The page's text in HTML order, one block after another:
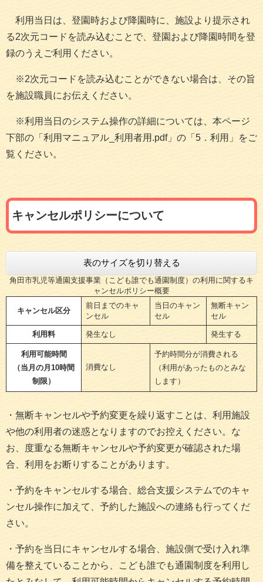
利用当日は、登園時および降園時に、施設より提示され
る2次元コードを読み込むことで、登園および降園時間を登
録のうえご利用ください。
※2次元コードを読み込むことができない場合は、その旨
を施設職員にお伝えください。
※利用当日のシステム操作の詳細については、本ページ
下部の「利用マニュアル_利用者用.pdf」の「5．利用」をご
覧ください。
キャンセルポリシーについて
表のサイズを切り替える
角田市乳児等通園支援事業（こども誰でも通園制度）の利用に関するキ
ャンセルポリシー概要
キャンセル区分
前日までのキャ
ンセル
当日のキャン
セル
無断キャン
セル
利用料 発生なし 発生する
利用可能時間
（当月の月10時間
制限）
消費なし
予約時間分が消費される
（利用があったものとみな
します）
・無断キャンセルや予約変更を繰り返すことは、利用施設
や他の利用者の迷惑となりますのでお控えください。な
お、度重なる無断キャンセルや予約変更が確認された場
合、利用をお断りすることがあります。
・予約をキャンセルする場合、総合支援システムでのキャ
ンセル操作に加えて、予約した施設への連絡も行ってくだ
さい。
・予約を当日にキャンセルする場合、施設側で受け入れ準
備を整えていることから、こども誰でも通園制度を利用し